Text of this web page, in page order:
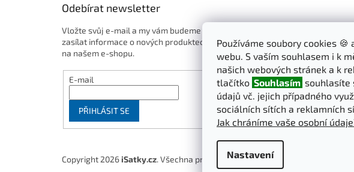
Používáme soubory cookies
webu. S vaším souhlasem i k
našich webových stránek a k
tlačítko Souhlasím souhlasíte
údajů vč. jejich případného
sociálních sítích a reklamních
Jak chráníme vaše osobní
Nastavení
Odebírat newsletter
Vložte svůj e-mail a my vám budeme
zasílat informace o nových produktech
na našem e-shopu.
E-mail
PŘIHLÁSIT SE
Copyright 2026 iSatky.cz. Všechna práva vyhrazena.Upravit nastavení